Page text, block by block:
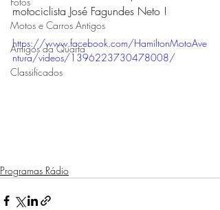
Motos e Carros Antigos
Amigos da Quarta
Classificados
motociclista José Fagundes Neto !
https://www.facebook.com/HamiltonMotoAve
ntura/videos/1396223730478008/
Programas Rádio